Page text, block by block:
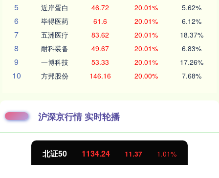
5 近岸蛋白 46.72 20.01% 5.62%
6 毕得医药 61.6 20.01% 6.12%
7 五洲医疗 83.62 20.01% 18.37%
8 耐科装备 49.67 20.01% 6.83%
9 一博科技 53.33 20.01% 17.26%
10 方邦股份 146.16 20.00% 7.68%
沪深京行情 实时轮播
北证50 1134.24 11.37 1.01%